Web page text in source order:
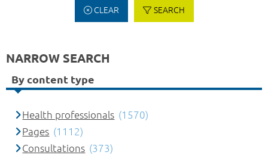
CLEAR SEARCH
NARROW SEARCH
By content type
Health professionals (1570)
Pages (1112)
Consultations (373)